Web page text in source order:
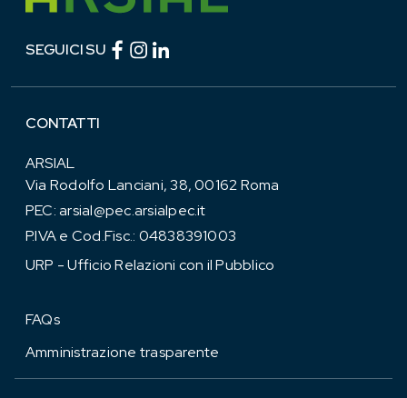
SEGUICI SU Facebook (link esterno)
Instagram (link esterno)
CONTATTI
ARSIAL
Via Rodolfo Lanciani, 38, 00162 Roma
PEC:arsial@pec.arsialpec.it
P.IVA e Cod.Fisc.: 04838391003
URP - Ufficio Relazioni con il Pubblico
FAQs
Amministrazione trasparente